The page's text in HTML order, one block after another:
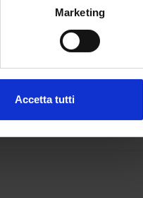
metro,Marketing
Accetta tutti